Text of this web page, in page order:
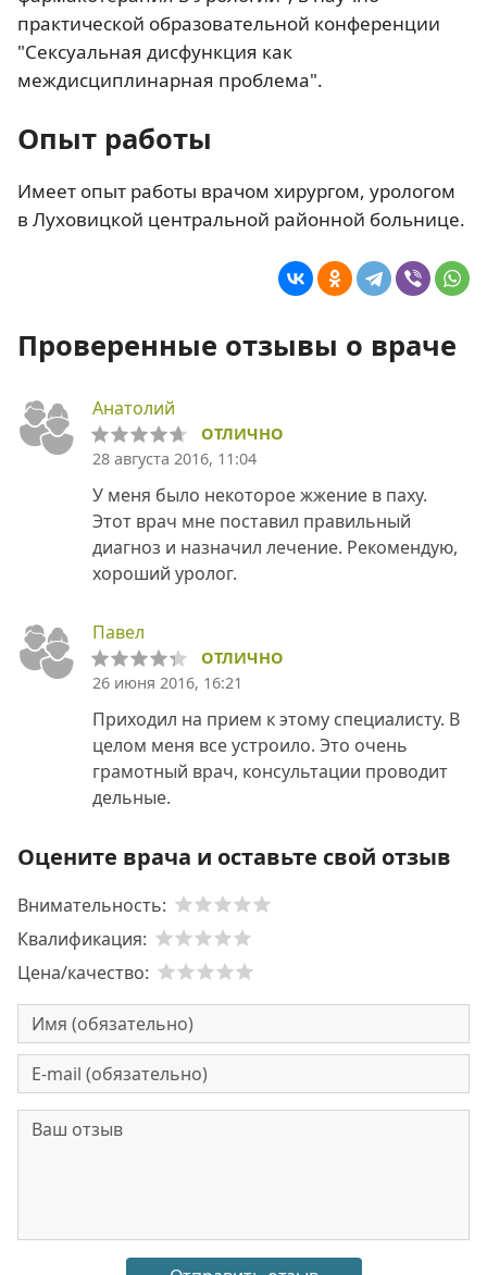
практической образовательной конференции
"Сексуальная дисфункция как
междисциплинарная проблема".
Опыт работы
Имеет опыт работы врачом хирургом, урологом
в Луховицкой центральной районной больнице.
Проверенные отзывы о враче
Анатолий
ОТЛИЧНО
28 августа 2016, 11:04
У меня было некоторое жжение в паху.
Этот врач мне поставил правильный
диагноз и назначил лечение. Рекомендую,
хороший уролог.
Павел
ОТЛИЧНО
26 июня 2016, 16:21
Приходил на прием к этому специалисту. В
целом меня все устроило. Это очень
грамотный врач, консультации проводит
дельные.
Оцените врача и оставьте свой отзыв
Внимательность:
Квалификация:
Цена/качество: